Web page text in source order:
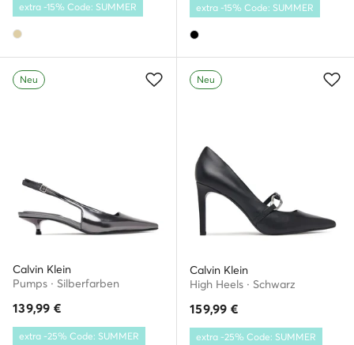
extra -15% Code: SUMMER extra -15% Code: SUMMER
Neu
Calvin Klein
Pumps · Silberfarben
139,99 €
extra -25% Code: SUMMER
Neu
Calvin Klein
High Heels · Schwarz
159,99 €
extra -25% Code: SUMMER